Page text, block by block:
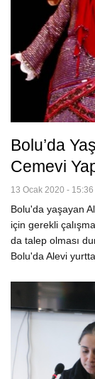
Bolu’da
Cemevi
13 Ocak 2020 - 15:36
Bolu'da yaşayan
için gerekli
da talep olması
Bolu'da Alevi